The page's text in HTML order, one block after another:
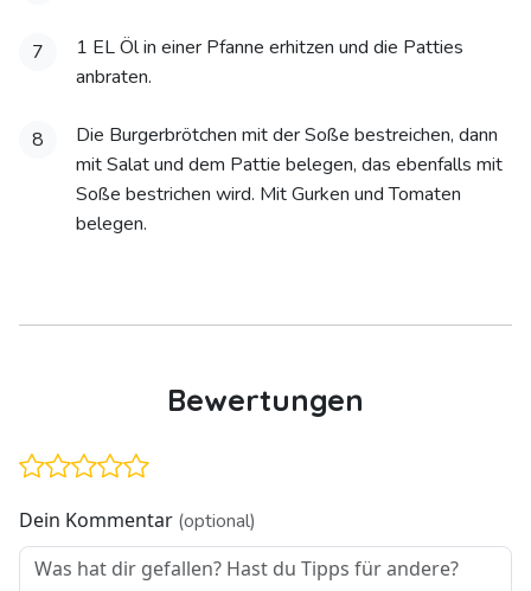
7
1 EL Öl in einer Pfanne erhitzen und die Patties
anbraten.
8
Die Burgerbrötchen mit der Soße bestreichen, dann
mit Salat und dem Pattie belegen, das ebenfalls mit
Soße bestrichen wird. Mit Gurken und Tomaten
belegen.
Bewertungen
Dein Kommentar (optional)